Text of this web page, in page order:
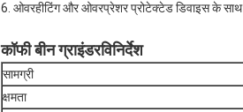
6. ओवरहीटिंग और ओवरप्रेशर प्रोटेक्टेड डिवाइस के साथ
कॉफी बीन ग्राइंडरविनिर्देश
सामग्री
क्षमता